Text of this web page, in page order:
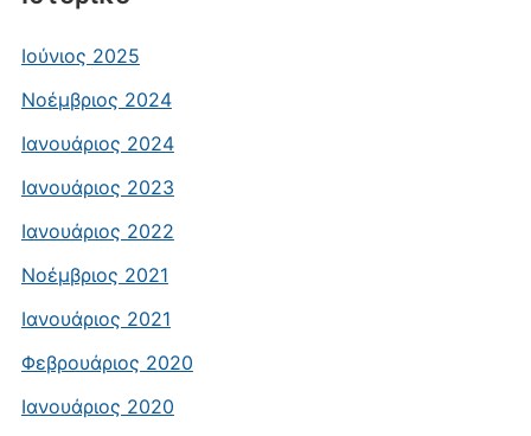
Ιούνιος 2025
Νοέμβριος 2024
Ιανουάριος 2024
Ιανουάριος 2023
Ιανουάριος 2022
Νοέμβριος 2021
Ιανουάριος 2021
Φεβρουάριος 2020
Ιανουάριος 2020